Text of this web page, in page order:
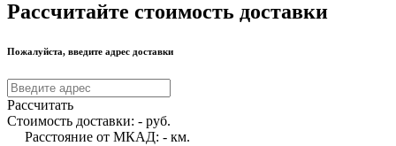
Рассчитайте стоимость доставки
Пожалуйста, введите адрес доставки
Рассчитать
Стоимость доставки: - руб.
Расстояние от МКАД: - км.